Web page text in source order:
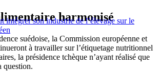
intégrer son industrie de l’élevage sur le
harmonisé
suédoise, la Commission européenne et
à travailler sur l’étiquetage nutritionnel
la présidence tchèque n’ayant réalisé que
question.